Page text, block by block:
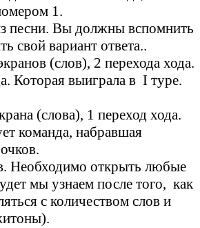
1.
песни. Вы должны вспомнить
свой вариант ответа..
(слов), 2 перехода хода.
Которая выиграла в I туре.
(слова), 1 переход хода.
команда, набравшая
Необходимо открыть любые
мы узнаем после того, как
с количеством слов и